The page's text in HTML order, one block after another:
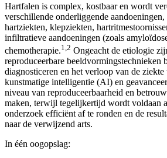
Hartfalen is complex, kostbaar en wordt
verschillende onderliggende
hartziekten, klepziekten,
infiltratieve aandoeningen (zoals
chemotherapie.1,2 Ongeacht de etiologie
reproduceerbare beeldvormingstechnieken
diagnosticeren en het verloop van de
kunstmatige intelligentie (AI) en
niveau van reproduceerbaarheid en
maken, terwijl tegelijkertijd wordt voldaan
onderzoek efficiënt af te ronden en de
naar de verwijzend arts.
In één oogopslag: